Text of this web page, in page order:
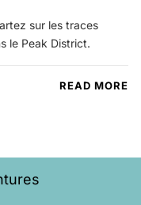
sur les traces
le Peak District.
READ MORE